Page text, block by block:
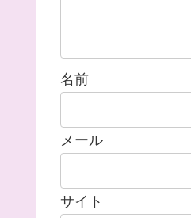
名前
メール
サイト